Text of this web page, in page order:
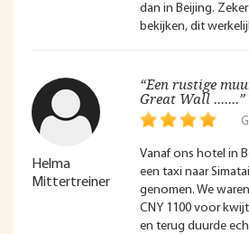
dan in Beijing.
bekijken, dit
Helma
Mittertreiner
“Een rustige
Great Wall .......”
Vanaf ons hotel in
een taxi naar Simatai
genomen. We
CNY 1100 voor
en terug duurde